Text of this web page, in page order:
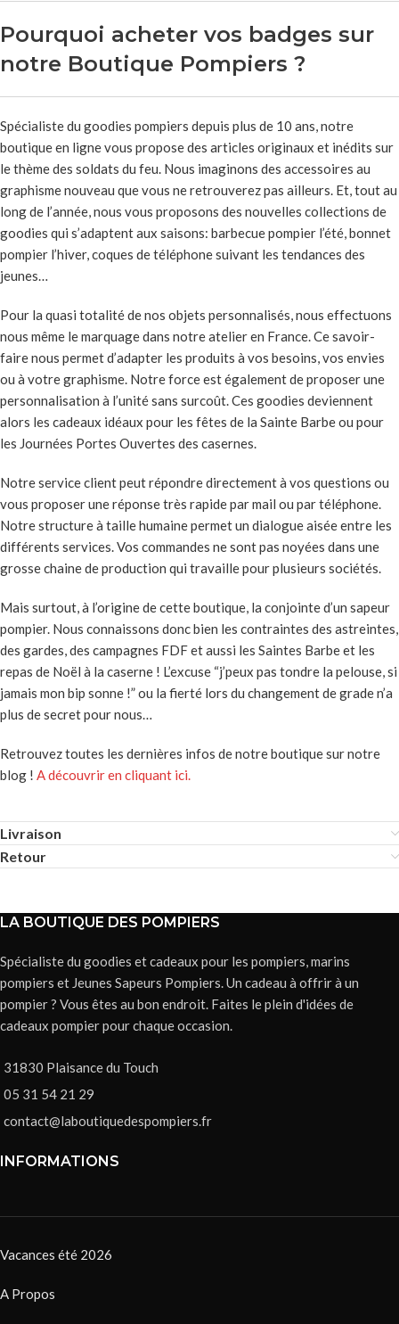
Pourquoi acheter vos badges sur
notre Boutique Pompiers ?
Spécialiste du goodies pompiers depuis plus de 10 ans, notre
boutique en ligne vous propose des articles originaux et inédits sur
le thème des soldats du feu. Nous imaginons des accessoires au
graphisme nouveau que vous ne retrouverez pas ailleurs. Et, tout au
long de l’année, nous vous proposons des nouvelles collections de
goodies qui s’adaptent aux saisons: barbecue pompier l’été, bonnet
pompier l’hiver, coques de téléphone suivant les tendances des
jeunes…
Pour la quasi totalité de nos objets personnalisés, nous effectuons
nous même le marquage dans notre atelier en France. Ce savoir-
faire nous permet d’adapter les produits à vos besoins, vos envies
ou à votre graphisme. Notre force est également de proposer une
personnalisation à l’unité sans surcoût. Ces goodies deviennent
alors les cadeaux idéaux pour les fêtes de la Sainte Barbe ou pour
les Journées Portes Ouvertes des casernes.
Notre service client peut répondre directement à vos questions ou
vous proposer une réponse très rapide par mail ou par téléphone.
Notre structure à taille humaine permet un dialogue aisée entre les
différents services. Vos commandes ne sont pas noyées dans une
grosse chaine de production qui travaille pour plusieurs sociétés.
Mais surtout, à l’origine de cette boutique, la conjointe d’un sapeur
pompier. Nous connaissons donc bien les contraintes des astreintes,
des gardes, des campagnes FDF et aussi les Saintes Barbe et les
repas de Noël à la caserne ! L’excuse “j’peux pas tondre la pelouse, si
jamais mon bip sonne !” ou la fierté lors du changement de grade n’a
plus de secret pour nous…
Retrouvez toutes les dernières infos de notre boutique sur notre
blog ! A découvrir en cliquant ici.
Livraison
Retour
LA BOUTIQUE DES POMPIERS
Spécialiste du goodies et cadeaux pour les pompiers, marins
pompiers et Jeunes Sapeurs Pompiers. Un cadeau à offrir à un
pompier ? Vous êtes au bon endroit. Faites le plein d'idées de
cadeaux pompier pour chaque occasion.
31830 Plaisance du Touch
05 31 54 21 29
contact@laboutiquedespompiers.fr
INFORMATIONS
Vacances été 2026
A Propos